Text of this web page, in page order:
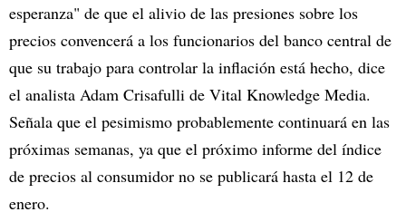
esperanza" de que el alivio de las presiones sobre los
precios convencerá a los funcionarios del banco central de
que su trabajo para controlar la inflación está hecho, dice
el analista Adam Crisafulli de Vital Knowledge Media.
Señala que el pesimismo probablemente continuará en las
próximas semanas, ya que el próximo informe del índice
de precios al consumidor no se publicará hasta el 12 de
enero.